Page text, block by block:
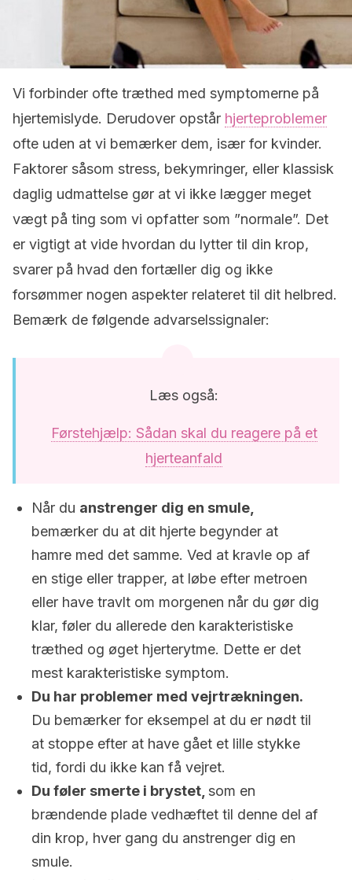
Vi forbinder ofte træthed med symptomerne på
hjertemislyde. Derudover opstår hjerteproblemer
ofte uden at vi bemærker dem, især for kvinder.
Faktorer såsom stress, bekymringer, eller klassisk
daglig udmattelse gør at vi ikke lægger meget
vægt på ting som vi opfatter som ”normale”. Det
er vigtigt at vide hvordan du lytter til din krop,
svarer på hvad den fortæller dig og ikke
forsømmer nogen aspekter relateret til dit helbred.
Bemærk de følgende advarselssignaler:
Læs også:
Førstehjælp: Sådan skal du reagere på et
hjerteanfald
Når du anstrenger dig en smule,
bemærker du at dit hjerte begynder at
hamre med det samme. Ved at kravle op af
en stige eller trapper, at løbe efter metroen
eller have travlt om morgenen når du gør dig
klar, føler du allerede den karakteristiske
træthed og øget hjerterytme. Dette er det
mest karakteristiske symptom.
Du har problemer med vejrtrækningen.
Du bemærker for eksempel at du er nødt til
at stoppe efter at have gået et lille stykke
tid, fordi du ikke kan få vejret.
Du føler smerte i brystet, som en
brændende plade vedhæftet til denne del af
din krop, hver gang du anstrenger dig en
smule.